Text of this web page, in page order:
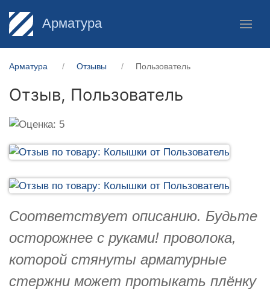
Арматура
Арматура Отзывы Пользователь
Отзыв, Пользователь
Соответствует описанию. Будьте
осторожнее с руками! проволока,
которой стянуты арматурные
стержни может протыкать плёнку